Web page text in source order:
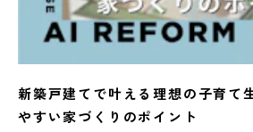
新築戸建てで叶える理想の子育て
やすい家づくりのポイント